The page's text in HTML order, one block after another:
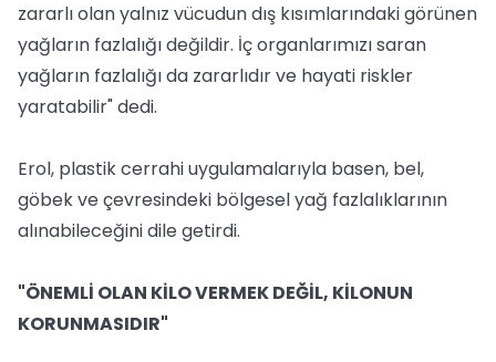
zararlı olan yalnız vücudun dış kısımlarındaki görünen
yağların fazlalığı değildir. İç organlarımızı saran
yağların fazlalığı da zararlıdır ve hayati riskler
yaratabilir" dedi.
Erol, plastik cerrahi uygulamalarıyla basen, bel,
göbek ve çevresindeki bölgesel yağ fazlalıklarının
alınabileceğini dile getirdi.
"ÖNEMLİ OLAN KİLO VERMEK DEĞİL, KİLONUN
KORUNMASIDIR"